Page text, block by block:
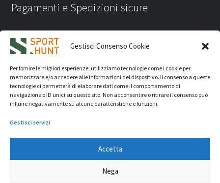
Gestisci Consenso Cookie
Per fornire le migliori esperienze, utilizziamo tecnologie come i cookie per
memorizzare e/o accedere alle informazioni del dispositivo. Il consenso a queste
tecnologie ci permetterà di elaborare dati come il comportamento di
navigazione o ID unici su questo sito. Non acconsentire o ritirare il consenso può
influire negativamente su alcune caratteristiche e funzioni.
Gestisci servizi
Accetta
Nega
Pagamenti e Spedizioni sicure
iVision Communication S.r.l.- P.Iva 04233830407 - REA: RN
331582 Copyright 2026. Tutti i diritti riservati.